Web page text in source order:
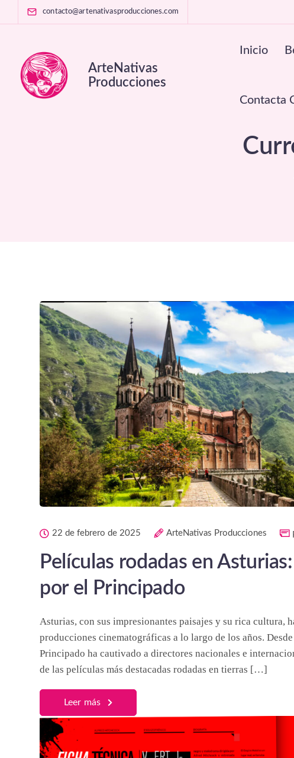
contacto@artenativasproducciones.com
ArteNativas
Producciones
Inicio
Contacta
22 de febrero de 2025 ArteNativas Producciones
Películas rodadas en
por el Principado
Asturias, con sus impresionantes paisajes y su rica cultura,
producciones cinematográficas a lo largo de los años.
Principado ha cautivado a directores nacionales e
de las películas más destacadas rodadas en tierras […]
Leer más